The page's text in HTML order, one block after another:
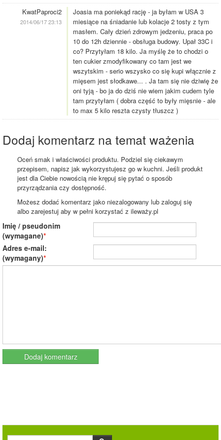
KwatPaproci2
2014/06/17 23:13
Joasia ma poniekąd rację - ja byłam w USA 3
miesiące na śniadanie lub kolacje 2 tosty z tym
masłem. Cały dzień zdrowym jedzeniu, praca po
10 do 12h dziennie - obsługa budowy. Upał 33C i
co? Przytyłam 18 kilo. Ja myślę że to chodzi o
ten cukier zmodyfikowany co tam jest we
wszytskim - serio wszysko co się kupi włącznie z
mięsem jest słodkawe... . Ja tam się nie dziwię że
oni tyją - bo ja do dziś nie wiem jakim cudem tyle
tam przytyłam ( dobra część to były mięsnie - ale
to max 5 kilo reszta czysty tłuszcz )
Dodaj komentarz na temat ważenia
Oceń smak i właściwości produktu. Podziel się ciekawym
przepisem, napisz jak wykorzystujesz go w kuchni. Jeśli produkt
jest dla Ciebie nowością nie krępuj się pytać o sposób
przyrządzania czy dostępność.
Możesz dodać komentarz jako niezalogowany lub zaloguj się
albo zarejestuj aby w pełni korzystać z ileważy.pl
Imię / pseudonim
(wymagane)
Adres e-mail:
(wymagany)